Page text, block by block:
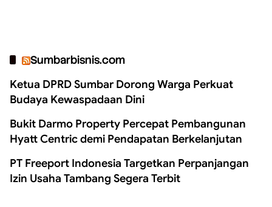
Sumbarbisnis.com
Ketua DPRD Sumbar Dorong Warga Perkuat
Budaya Kewaspadaan Dini
Bukit Darmo Property Percepat Pembangunan
Hyatt Centric demi Pendapatan Berkelanjutan
PT Freeport Indonesia Targetkan Perpanjangan
Izin Usaha Tambang Segera Terbit